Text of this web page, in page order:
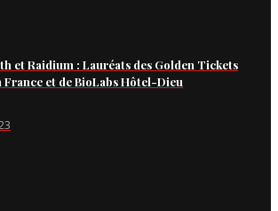
et Raidium : Lauréats des Golden Tickets
France et de BioLabs Hôtel-Dieu